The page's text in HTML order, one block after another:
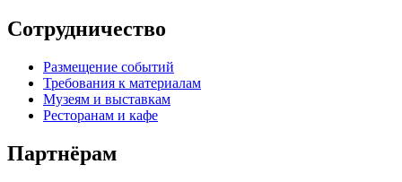
Сотрудничество
Размещение событий
Требования к материалам
Музеям и выставкам
Ресторанам и кафе
Партнёрам